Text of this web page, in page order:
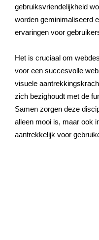
gebruiksvriendelijkheid
worden geminimaliseerd
ervaringen voor
Het is cruciaal om
voor een succesvolle
visuele
zich bezighoudt met de
Samen zorgen deze
alleen mooi is, maar ook
aantrekkelijk voor